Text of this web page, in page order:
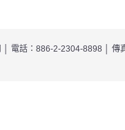
│ 電話：886-2-2304-8898 │